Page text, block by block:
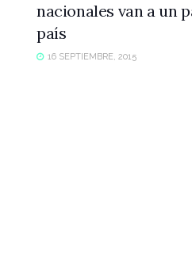
nacionales van a un
país
16 SEPTIEMBRE, 2015